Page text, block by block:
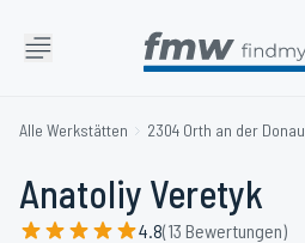
Alle Werkstätten 2304 Orth an der Donau
Anatoliy Veretyk
4.8(13 Bewertungen)